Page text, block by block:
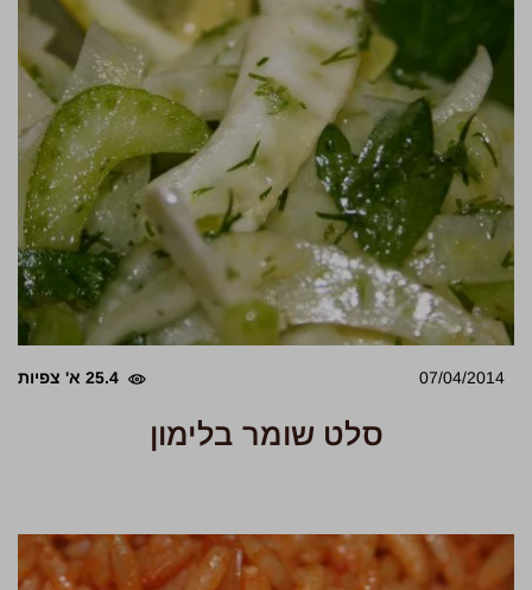
07/04/2014 25.4 א' צפיות
סלט שומר בלימון